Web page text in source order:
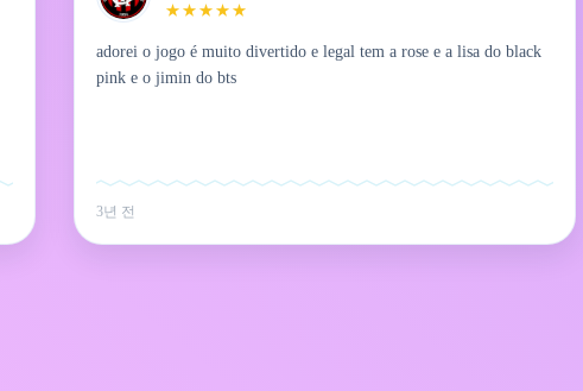
★ ★ ★ ★ ★
adorei o jogo é muito divertido e legal tem a rose e a lisa do black
pink e o jimin do bts
3년 전